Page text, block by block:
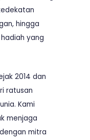
hingga
yang
2014 dan
ratusan
Kami
menjaga
mitra